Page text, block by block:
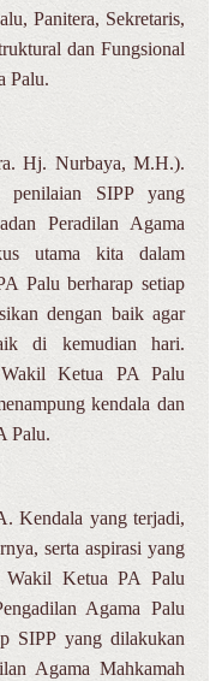
Panitera, Sekretaris,
dan Fungsional
Palu.
Hj. Nurbaya, M.H.).
SIPP yang
Peradilan Agama
utama kita dalam
Palu berharap setiap
dengan baik agar
di kemudian hari.
Ketua PA Palu
kendala dan
Palu.
Kendala yang terjadi,
serta aspirasi yang
Wakil Ketua PA Palu
Agama Palu
SIPP yang dilakukan
Agama Mahkamah